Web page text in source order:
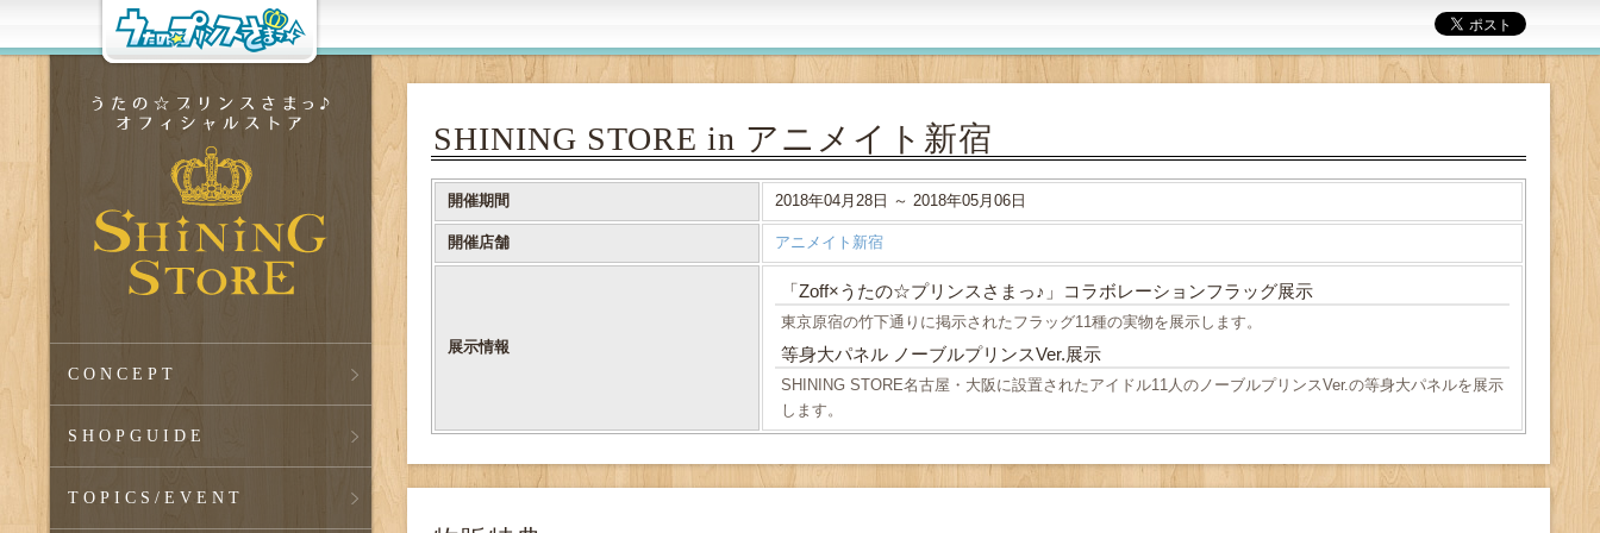
CONCEPT
SHOPGUIDE
TOPICS /EVENT
SHINING STORE in アニメイト新宿
開催期間 2018年04月28日 ～ 2018年05月06日
開催店舗 アニメイト新宿
展示情報
「Zoff×うたの☆プリンスさまっ♪」コラボレーションフラッグ展示
東京原宿の竹下通りに掲示されたフラッグ11種の実物を展示します。
等身大パネル ノーブルプリンスVer.展示
SHINING STORE名古屋・大阪に設置されたアイドル11人のノーブルプリンスVer.の等身大パネルを展示
します。